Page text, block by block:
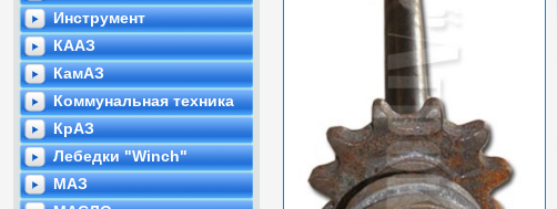
Инструмент
КААЗ
КамАЗ
Коммунальная техника
КрАЗ
Лебедки "Winch"
МАЗ